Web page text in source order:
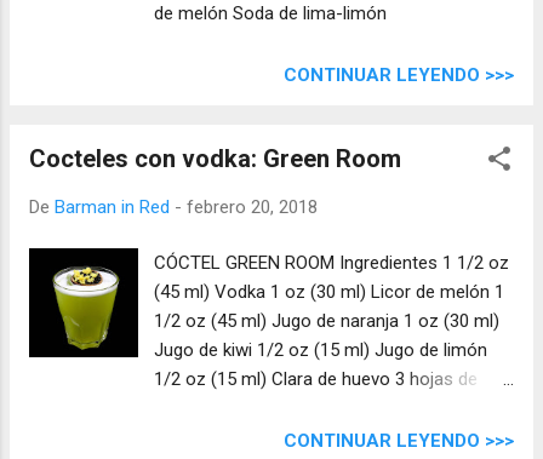
de melón Soda de lima-limón
CONTINUAR LEYENDO >>>
Cocteles con vodka: Green Room
De Barman in Red - febrero 20, 2018
CÓCTEL GREEN ROOM Ingredientes 1 1/2 oz
(45 ml) Vodka 1 oz (30 ml) Licor de melón 1
1/2 oz (45 ml) Jugo de naranja 1 oz (30 ml)
Jugo de kiwi 1/2 oz (15 ml) Jugo de limón
1/2 oz (15 ml) Clara de huevo 3 hojas de
CONTINUAR LEYENDO >>>